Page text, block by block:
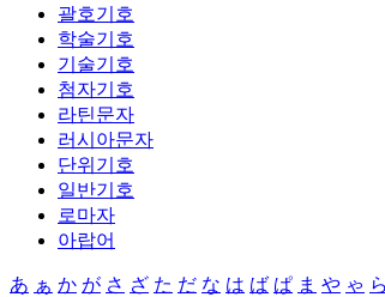
괄호기호
학술기호
기술기호
첨자기호
라틴문자
러시아문자
단위기호
일반기호
로마자
아랍어
あ ぁ か が さ ざ た だ な は ば ぱ ま や ゃ ら